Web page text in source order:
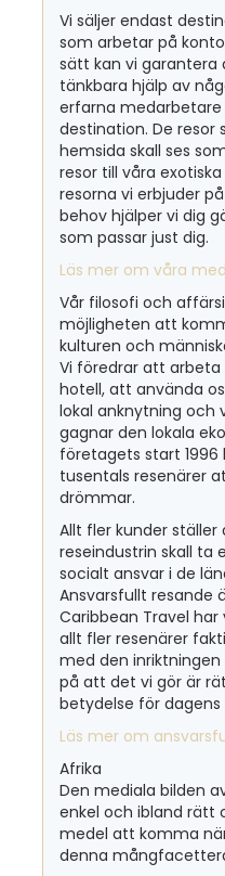
Vi säljer endast
som arbetar på
sätt kan vi garantera
tänkbara hjälp av
erfarna
destination. De resor
hemsida skall ses
resor till våra
resorna vi erbjuder
behov hjälper vi dig
som passar just dig.
Läs mer om våra
Vår filosofi och
möjligheten att
kulturen och
Vi föredrar att
hotell, att använda
lokal anknytning och
gagnar den lokala
företagets start
tusentals resenärer
drömmar.
Allt fler kunder
reseindustrin skall ta
socialt ansvar i de
Ansvarsfullt resande
Caribbean Travel
allt fler resenärer
med den
på att det vi gör är
betydelse för
Läs mer om
Afrika
Den mediala bilden
enkel och ibland rätt
medel att komma
denna